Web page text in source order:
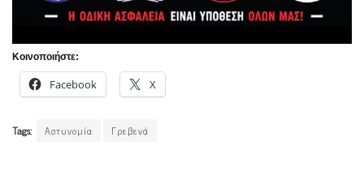
Κοινοποιήστε:
Facebook X
Tags: Αστυνομία Γρεβενά